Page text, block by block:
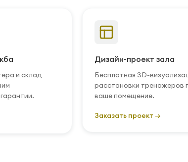
и склад
Дизайн-проект зала
Бесплатная 3D-
расстановки тренажеров
ваше помещение.
Заказать проект →